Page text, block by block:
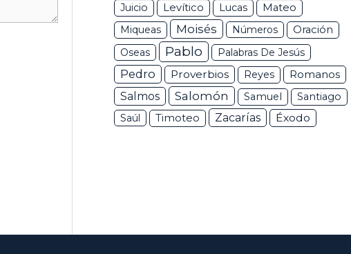
Juicio Levítico Lucas
Mateo
Miqueas
Moisés Números
Oración
Oseas
Pablo Palabras De Jesús
Pedro Proverbios Reyes
Romanos
Salmos
Salomón Samuel
Santiago
Saúl
Timoteo Zacarías Éxodo